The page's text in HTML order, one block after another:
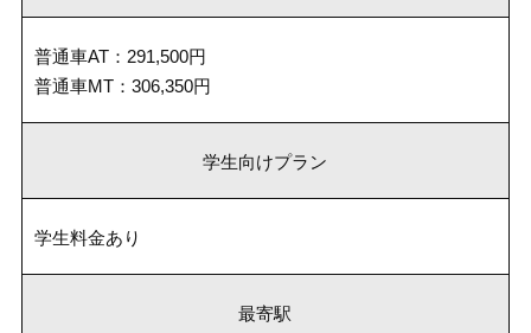
普通車AT：291,500円
普通車MT：306,350円
学生向けプラン
学生料金あり
最寄駅